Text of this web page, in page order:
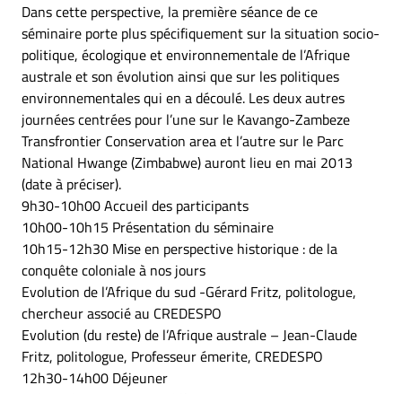
Dans cette perspective, la première séance de ce
séminaire porte plus spécifiquement sur la situation socio-
politique, écologique et environnementale de l’Afrique
australe et son évolution ainsi que sur les politiques
environnementales qui en a découlé. Les deux autres
journées centrées pour l’une sur le Kavango-Zambeze
Transfrontier Conservation area et l’autre sur le Parc
National Hwange (Zimbabwe) auront lieu en mai 2013
(date à préciser).
9h30-10h00 Accueil des participants
10h00-10h15 Présentation du séminaire
10h15-12h30 Mise en perspective historique : de la
conquête coloniale à nos jours
Evolution de l’Afrique du sud -Gérard Fritz, politologue,
chercheur associé au CREDESPO
Evolution (du reste) de l’Afrique australe – Jean-Claude
Fritz, politologue, Professeur émerite, CREDESPO
12h30-14h00 Déjeuner